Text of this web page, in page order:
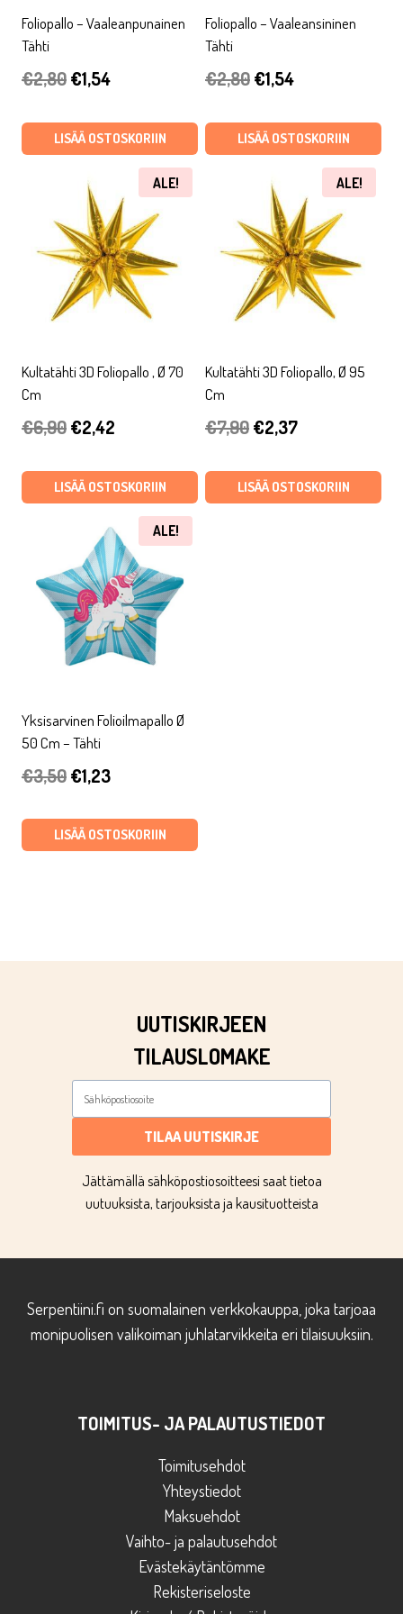
Foliopallo – Vaaleanpunainen
Tähti
€2,80Alkuperäinen
oli:
€1,54Nykyinen
on:
€1,54.
LISÄÄ OSTOSKORIIN
Foliopallo – Vaaleansininen
Tähti
€2,80Alkuperäinen
oli:
€1,54Nykyinen
on:
€1,54.
LISÄÄ OSTOSKORIIN
ALE!
Kultatähti 3D Foliopallo , Ø 70
Cm
€6,90Alkuperäinen
oli:
€2,42
on:
€2,42.
LISÄÄ OSTOSKORIIN
ALE!
Kultatähti 3D Foliopallo, Ø 95
Cm
€7,90Alkuperäinen
oli:
€2,37Nykyinen
on:
LISÄÄ OSTOSKORIIN
ALE!
Yksisarvinen Folioilmapallo Ø
50 Cm – Tähti
€3,50Alkuperäinen
oli:
€1,23Nykyinen
on:
LISÄÄ OSTOSKORIIN
UUTISKIRJEEN
TILAUSLOMAKE
TILAA UUTISKIRJE
Jättämällä sähköpostiosoitteesi saat tietoa
uutuuksista, tarjouksista ja kausituotteista
Serpentiini.fi on suomalainen verkkokauppa, joka tarjoaa
monipuolisen valikoiman juhlatarvikkeita eri tilaisuuksiin.
TOIMITUS- JA PALAUTUSTIEDOT
Toimitusehdot
Yhteystiedot
Maksuehdot
Vaihto- ja palautusehdot
Evästekäytäntömme
Rekisteriseloste